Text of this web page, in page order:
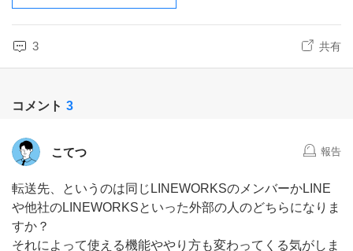
3 共有
コメント 3
こてつ 報告
転送先、というのは同じLINEWORKSのメンバーかLINE
や他社のLINEWORKSといった外部の人のどちらになりま
すか？
それによって使える機能ややり方も変わってくる気がしま